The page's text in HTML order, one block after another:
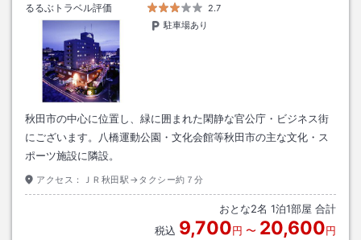
るるぶトラベル評価
2.7
駐車場あり
秋田市の中心に位置し、緑に囲まれた閑静な官公庁・ビジネス街
にございます。八橋運動公園・文化会館等秋田市の主な文化・ス
ポーツ施設に隣設。
アクセス： ＪＲ秋田駅→タクシー約７分
おとな2名 1泊1部屋 合計
税込 9,700円 〜 20,600円